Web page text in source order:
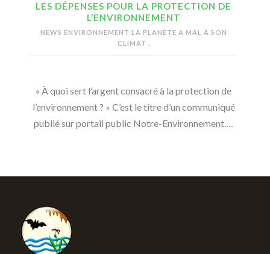
LES DÉPENSES POUR LA PROTECTION DE
L’ENVIRONNEMENT
NEWS ENVIRONNEMENT LA PLANÈTE A MAL À SON
CLIMAT
« À quoi sert l’argent consacré à la protection de
l’environnement ? » C’est le titre d’un communiqué
publié sur portail public Notre-Environnement.…